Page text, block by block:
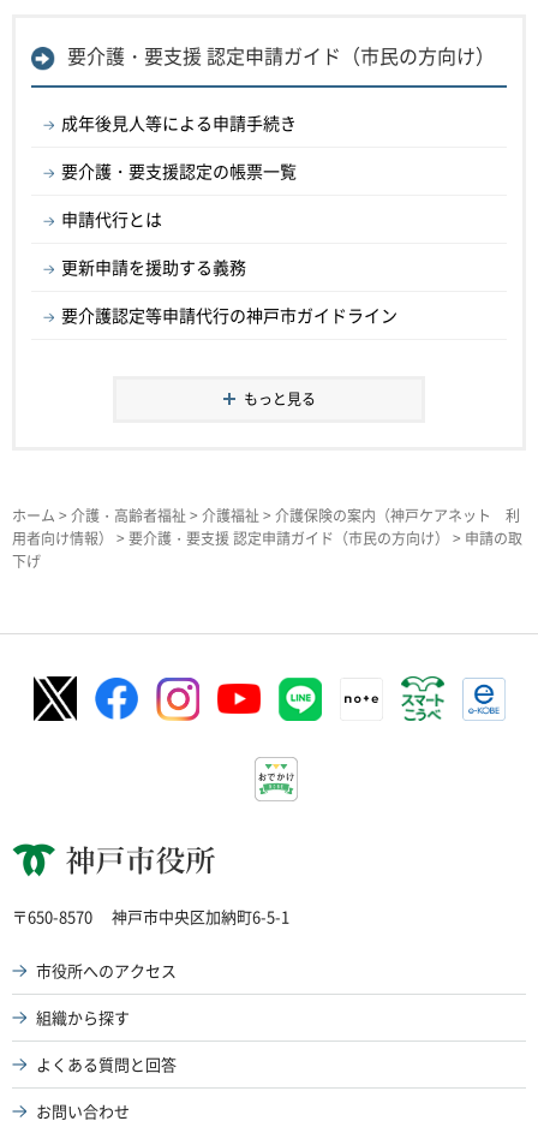
要介護・要支援 認定申請ガイド（市民の方向け）
成年後見人等による申請手続き
要介護・要支援認定の帳票一覧
申請代行とは
更新申請を援助する義務
要介護認定等申請代行の神戸市ガイドライン
もっと見る
ホーム > 介護・高齢者福祉 > 介護福祉 > 介護保険の案内（神戸ケアネット 利
用者向け情報）
> 要介護・要支援 認定申請ガイド（市民の方向け）
> 申請の取
下げ
神戸市役所
〒650-8570 神戸市中央区加納町6-5-1
市役所へのアクセス
組織から探す
よくある質問と回答
お問い合わせ